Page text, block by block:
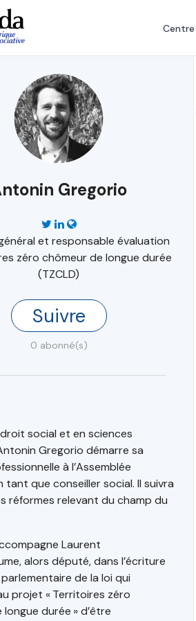
Gregorio
et responsable évaluation
zéro chômeur de longue durée
(TZCLD)
Suivre
0 abonné(s)
social et en sciences
Gregorio démarre sa
à l’Assemblée
tant que conseiller social. Il suivra
réformes relevant du champ du
Laurent
alors député, dans l’écriture
parlementaire de la loi qui
projet « Territoires zéro
durée » d’être